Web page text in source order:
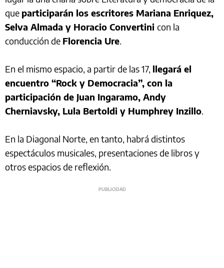
que participarán los escritores Mariana Enriquez,
Selva Almada y Horacio Convertini con la
conducción de Florencia Ure.
En el mismo espacio, a partir de las 17, llegará el
encuentro “Rock y Democracia”, con la
participación de Juan Ingaramo, Andy
Cherniavsky, Lula Bertoldi y Humphrey Inzillo.
En la Diagonal Norte, en tanto, habrá distintos
espectáculos musicales, presentaciones de libros y
otros espacios de reflexión.